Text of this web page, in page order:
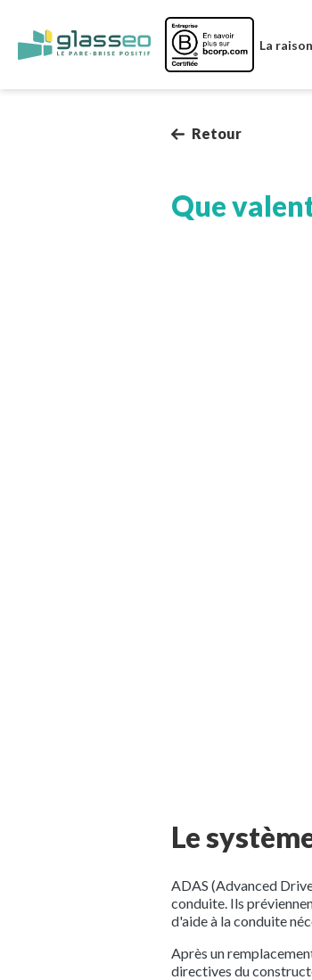
Image
La
Retour
Que
Le
ADAS (Advanced
conduite. Ils
d'aide à la conduite
Après un
directives du